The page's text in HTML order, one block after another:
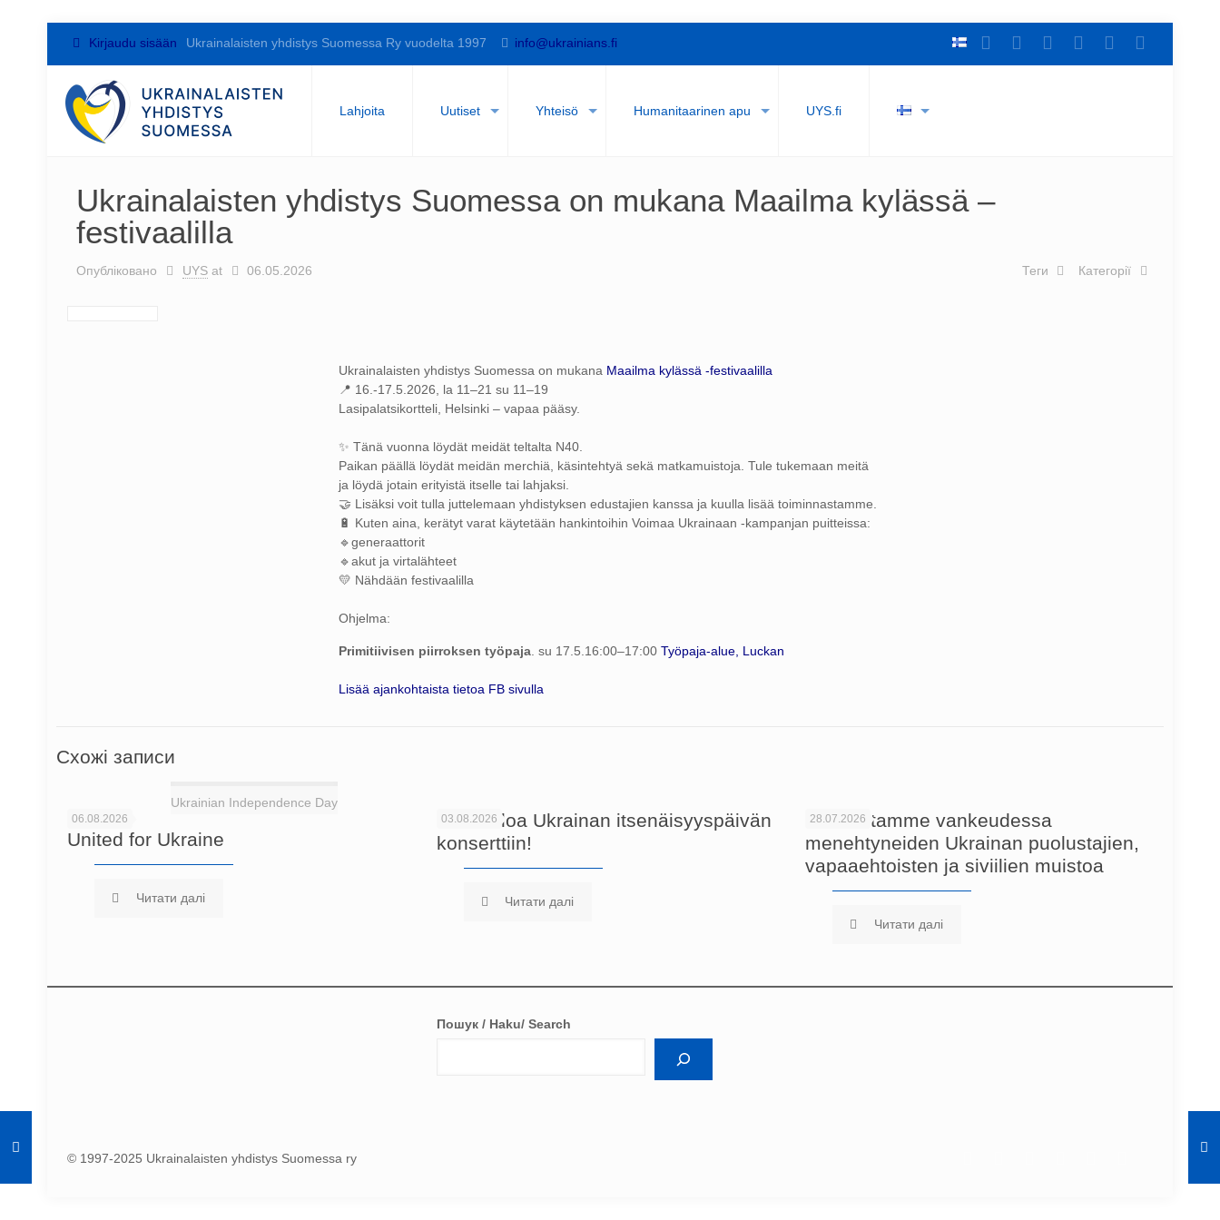
Kirjaudu sisään Ukrainalaisten yhdistys Suomessa Ry vuodelta 1997 info@ukrainians.fi
Lahjoita Uutiset Yhteisö Humanitaarinen apu UYS.fi
Ukrainalaisten yhdistys Suomessa on mukana Maailma kylässä –
festivaalilla
Опубліковано UYS at 06.05.2026 Категорії
Теги
Ukrainalaisten yhdistys Suomessa on mukana Maailma kylässä -festivaalilla
📍 16.-17.5.2026, la 11–21 su 11–19
Lasipalatsikortteli, Helsinki – vapaa pääsy.
✨ Tänä vuonna löydät meidät teltalta N40.
Paikan päällä löydät meidän merchiä, käsintehtyä sekä matkamuistoja. Tule tukemaan meitä
ja löydä jotain erityistä itselle tai lahjaksi.
🤝 Lisäksi voit tulla juttelemaan yhdistyksen edustajien kanssa ja kuulla lisää toiminnastamme.
🔋 Kuten aina, kerätyt varat käytetään hankintoihin Voimaa Ukrainaan -kampanjan puitteissa:
🔹generaattorit
🔹akut ja virtalähteet
💛 Nähdään festivaalilla
Ohjelma:
Primitiivisen piirroksen työpaja . su 17.5.16:00–17:00Työpaja-alue, Luckan
Lisää ajankohtaista tietoa FB sivulla
Схожі записи
Ukrainian Independence Day
06.08.2026
United for Ukraine
Читати далі
03.08.2026
Tervetuloa Ukrainan itsenäisyyspäivän
konserttiin!
Читати далі
28.07.2026
Kunnioitamme vankeudessa
menehtyneiden Ukrainan puolustajien,
vapaaehtoisten ja siviilien muistoa
Читати далі
Пошук / Haku/ Search
© 1997-2025 Ukrainalaisten yhdistys Suomessa ry